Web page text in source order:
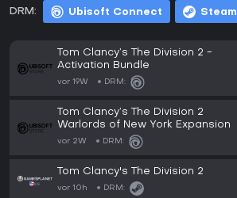
DRM: Ubisoft Connect Steam
Tom Clancy’s The Division 2 -
Activation Bundle
vor 19W DRM:
Tom Clancy’s The Division 2
Warlords of New York Expansion
vor 2W DRM:
Tom Clancy's The Division 2
vor 10h DRM: